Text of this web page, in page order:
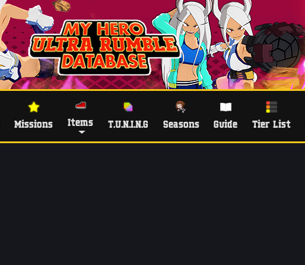
Missions Items T.U.N.I.N.G Seasons Guide Tier List